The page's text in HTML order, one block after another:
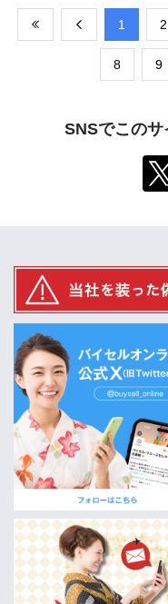
​1 ​2
​8 ​9
SNSでこのサ